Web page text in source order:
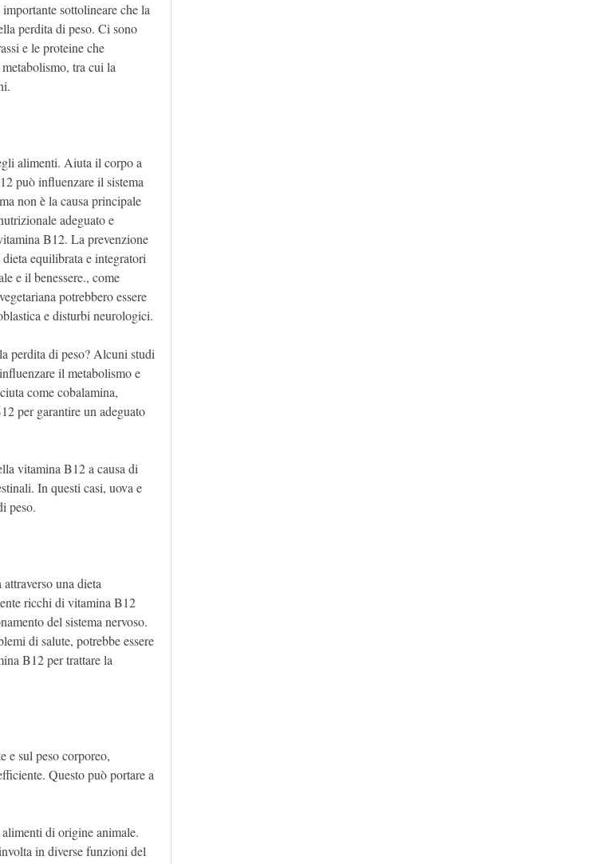
sottolineare che la
perdita di peso. Ci sono
e le proteine ​​che
tra cui la
alimenti. Aiuta il corpo a
può influenzare il sistema
non è la causa principale
adeguato e
B12. La prevenzione
equilibrata e integratori
e il benessere., come
potrebbero essere
e disturbi neurologici.
perdita di peso? Alcuni studi
il metabolismo e
come cobalamina,
per garantire un adeguato
vitamina B12 a causa di
In questi casi, uova e
peso.
una dieta
ricchi di vitamina B12
del sistema nervoso.
di salute, potrebbe essere
B12 per trattare la
e sul peso corporeo,
Questo può portare a
di origine animale.
in diverse funzioni del